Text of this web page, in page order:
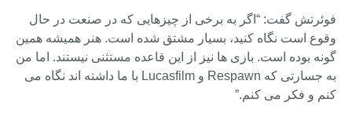
فوئرتش گفت: “اگر به برخی از چیزهایی که در صنعت در حال
وقوع است نگاه کنید، بسیار مشتق شده است. هنر همیشه همین
گونه بوده است. بازی ها نیز از این قاعده مستثنی نیستند. اما من
به جسارتی که Respawn و Lucasfilm با ما داشته اند نگاه می
کنم و فکر می کنم.”